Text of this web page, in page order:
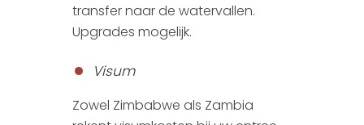
transfer naar de watervallen.
Upgrades mogelijk.
Visum
Zowel Zimbabwe als Zambia